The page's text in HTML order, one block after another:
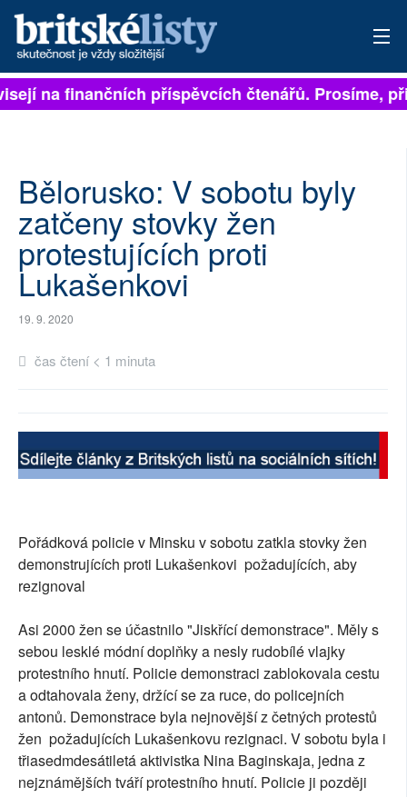
PŘIHLÁSIT
ARCHIV
ROZHOVORY
TÉMATA
SOCIÁLNÍ SÍTĚ
RUBRIKY
na finančních příspěvcích čtenářů. Prosíme,
Bělorusko: V sobotu byly
zatčeny stovky žen
protestujících proti
Lukašenkovi
19. 9. 2020
čas čtení < 1 minuta
Pořádková policie v Minsku v sobotu zatkla stovky žen
demonstrujících proti Lukašenkovi požadujících, aby
rezignoval
Asi 2000 žen se účastnilo "Jiskřící demonstrace". Měly s
sebou lesklé módní doplňky a nesly rudobílé vlajky
protestního hnutí. Policie demonstraci zablokovala cestu
a odtahovala ženy, držící se za ruce, do policejních
antonů. Demonstrace byla nejnovější z četných protestů
žen požadujících Lukašenkovu rezignaci. V sobotu byla i
třiasedmdesátiletá aktivistka Nina Baginskaja, jedna z
nejznámějších tváří protestního hnutí. Policie ji později